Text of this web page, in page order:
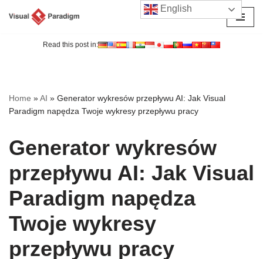
Read this post in:
Home »AI » Generator wykresów przepływu AI: Jak Visual
Paradigm napędza Twoje wykresy przepływu pracy
Generator wykresów
przepływu AI: Jak Visual
Paradigm napędza
Twoje wykresy
przepływu pracy
English